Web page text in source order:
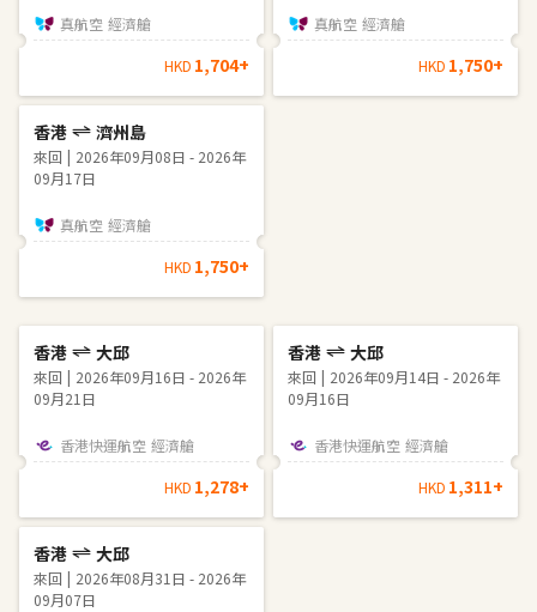
真航空 經濟艙
HKD 1,704+
真航空 經濟艙
HKD 1,750+
香港 濟州島
來回
2026年09月08日 - 2026年
09月17日
真航空 經濟艙
HKD 1,750+
香港 大邱
來回
2026年09月16日 - 2026年
09月21日
香港快運航空 經濟艙
HKD 1,278+
香港 大邱
來回
2026年09月14日 - 2026年
09月16日
香港快運航空 經濟艙
HKD 1,311+
香港 大邱
來回
2026年08月31日 - 2026年
09月07日